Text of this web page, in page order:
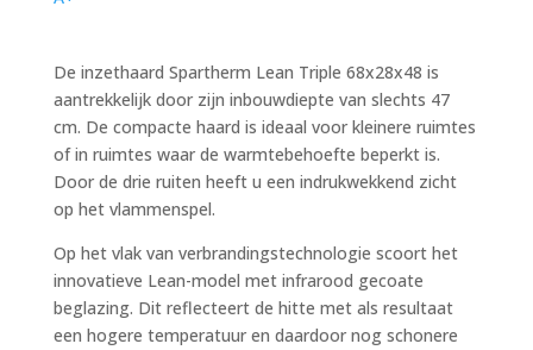
De inzethaard Spartherm Lean Triple 68x28x48 is
aantrekkelijk door zijn inbouwdiepte van slechts 47
cm. De compacte haard is ideaal voor kleinere ruimtes
of in ruimtes waar de warmtebehoefte beperkt is.
Door de drie ruiten heeft u een indrukwekkend zicht
op het vlammenspel.
Op het vlak van verbrandingstechnologie scoort het
innovatieve Lean-model met infrarood gecoate
beglazing. Dit reflecteert de hitte met als resultaat
een hogere temperatuur en daardoor nog schonere